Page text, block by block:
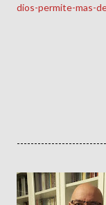
dios-permite-mas-